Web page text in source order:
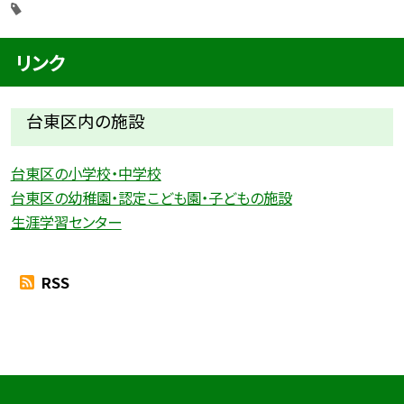
リンク
台東区内の施設
台東区の小学校・中学校
台東区の幼稚園・認定こども園・子どもの施設
生涯学習センター
RSS